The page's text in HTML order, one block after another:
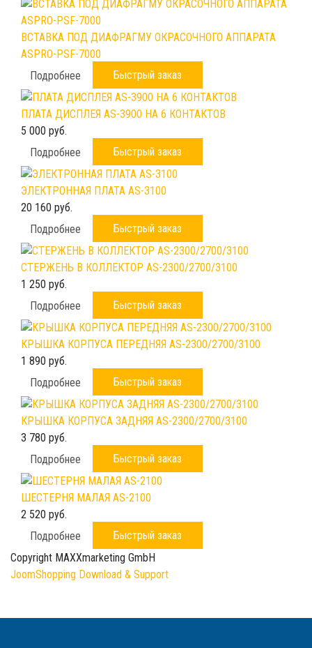
ВСТАВКА ПОД ДИАФРАГМУ ОКРАСОЧНОГО АППАРАТА
ASPRO-PSF-7000
Подробнее
Быстрый заказ
ПЛАТА ДИСПЛЕЯ AS-3900 НА 6 КОНТАКТОВ
5 000 руб.
Подробнее
Быстрый заказ
ЭЛЕКТРОННАЯ ПЛАТА AS-3100
20 160 руб.
Подробнее
Быстрый заказ
СТЕРЖЕНЬ В КОЛЛЕКТОР AS-2300/2700/3100
1 250 руб.
Подробнее
Быстрый заказ
КРЫШКА КОРПУСА ПЕРЕДНЯЯ AS-2300/2700/3100
1 890 руб.
Подробнее
Быстрый заказ
КРЫШКА КОРПУСА ЗАДНЯЯ AS-2300/2700/3100
3 780 руб.
Подробнее
Быстрый заказ
ШЕСТЕРНЯ МАЛАЯ AS-2100
2 520 руб.
Подробнее
Быстрый заказ
Copyright MAXXmarketing GmbH
JoomShopping Download & Support